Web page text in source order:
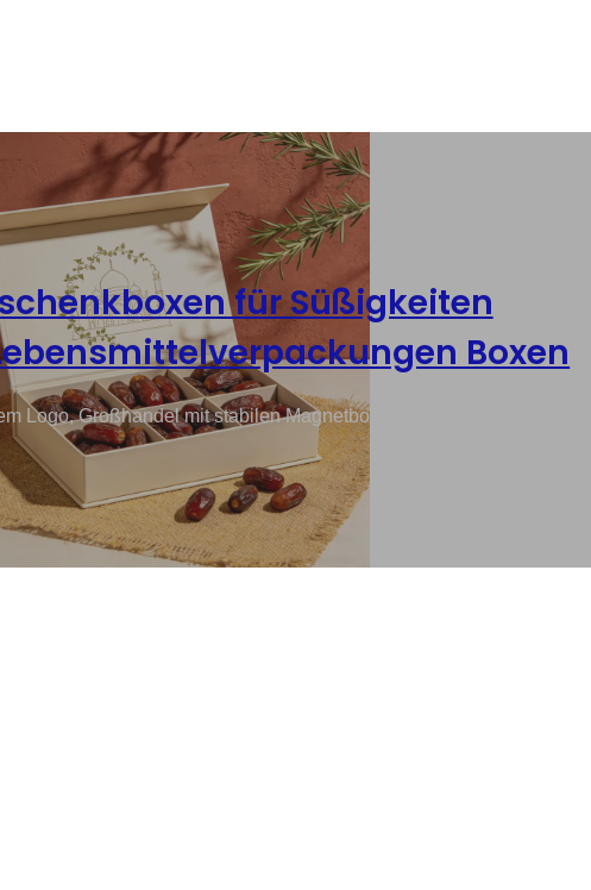
für Süßigkeiten
Boxen
Logo, Großhandel mit stabilen Magnetboxen für die Verpackung von